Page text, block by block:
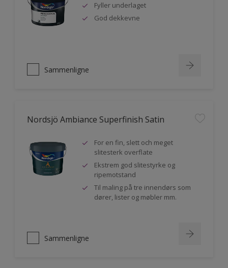
Fyller underlaget
God dekkevne
Sammenligne
Nordsjö Ambiance Superfinish Satin
For en fin, slett och meget
slitesterk overflate
Ekstrem god slitestyrke og
ripemotstand
Til maling på tre innendørs som
dører, lister og møbler mm.
Sammenligne